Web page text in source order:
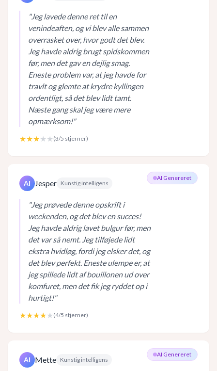
"Jeg lavede denne ret til en
venindeaften, og vi blev alle sammen
overrasket over, hvor godt det blev.
Jeg havde aldrig brugt spidskommen
før, men det gav en dejlig smag.
Eneste problem var, at jeg havde for
travlt og glemte at krydre kyllingen
ordentligt, så det blev lidt tamt.
Næste gang skal jeg være mere
opmærksom!"
★★★★★ (3/5 stjerner)
AI Genereret
AI Jesper Kunstig intelligens
"Jeg prøvede denne opskrift i
weekenden, og det blev en succes!
Jeg havde aldrig lavet bulgur før, men
det var så nemt. Jeg tilføjede lidt
ekstra hvidløg, fordi jeg elsker det, og
det blev perfekt. Eneste ulempe er, at
jeg spillede lidt af bouillonen ud over
komfuret, men det fik jeg ryddet op i
hurtigt!"
★★★★★ (4/5 stjerner)
AI Genereret
AI Mette Kunstig intelligens